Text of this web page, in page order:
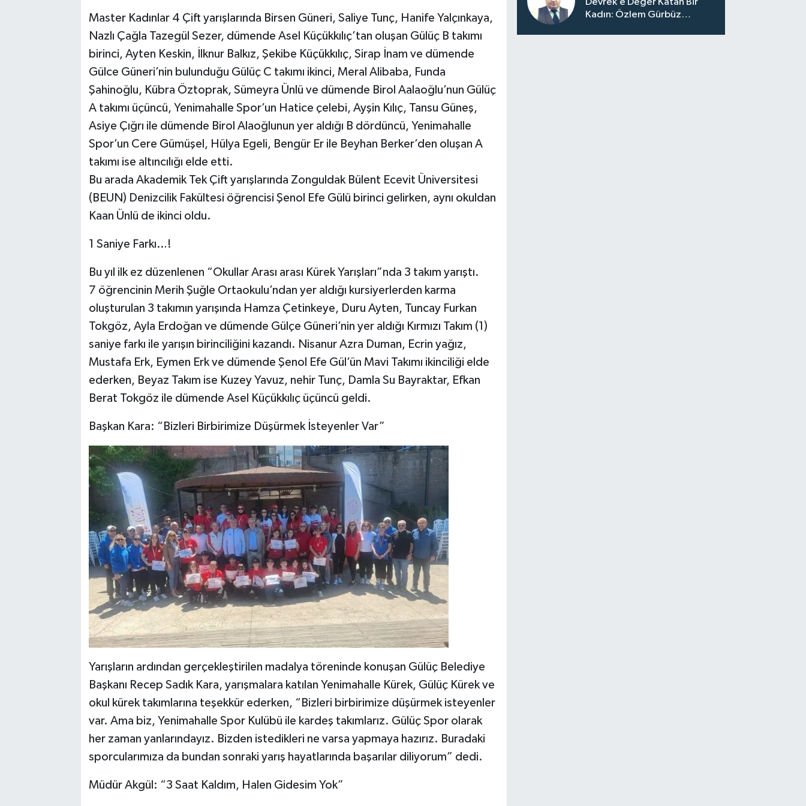
Master Kadınlar 4 Çift yarışlarında Birsen Güneri, Saliye Tunç, Hanife Yalçınkaya,
Nazlı Çağla Tazegül Sezer, dümende Asel Küçükkılıç’tan oluşan Gülüç B takımı
birinci, Ayten Keskin, İlknur Balkız, Şekibe Küçükkılıç, Sirap İnam ve dümende
Gülce Güneri’nin bulunduğu Gülüç C takımı ikinci, Meral Alibaba, Funda
Şahinoğlu, Kübra Öztoprak, Sümeyra Ünlü ve dümende Birol Aalaoğlu’nun Gülüç
A takımı üçüncü, Yenimahalle Spor’un Hatice çelebi, Ayşin Kılıç, Tansu Güneş,
Asiye Çığrı ile dümende Birol Alaoğlunun yer aldığı B dördüncü, Yenimahalle
Spor’un Cere Gümüşel, Hülya Egeli, Bengür Er ile Beyhan Berker’den oluşan A
takımı ise altıncılığı elde etti.
Bu arada Akademik Tek Çift yarışlarında Zonguldak Bülent Ecevit Üniversitesi
(BEUN) Denizcilik Fakültesi öğrencisi Şenol Efe Gülü birinci gelirken, aynı okuldan
Kaan Ünlü de ikinci oldu.
1 Saniye Farkı…!
Bu yıl ilk ez düzenlenen “Okullar Arası arası Kürek Yarışları”nda 3 takım yarıştı.
7 öğrencinin Merih Şuğle Ortaokulu’ndan yer aldığı kursiyerlerden karma
oluşturulan 3 takımın yarışında Hamza Çetinkeye, Duru Ayten, Tuncay Furkan
Tokgöz, Ayla Erdoğan ve dümende Gülçe Güneri’nin yer aldığı Kırmızı Takım (1)
saniye farkı ile yarışın birinciliğini kazandı. Nisanur Azra Duman, Ecrin yağız,
Mustafa Erk, Eymen Erk ve dümende Şenol Efe Gül’ün Mavi Takımı ikinciliği elde
ederken, Beyaz Takım ise Kuzey Yavuz, nehir Tunç, Damla Su Bayraktar, Efkan
Berat Tokgöz ile dümende Asel Küçükkılıç üçüncü geldi.
Başkan Kara: “Bizleri Birbirimize Düşürmek İsteyenler Var”
Yarışların ardından gerçekleştirilen madalya töreninde konuşan Gülüç Belediye
Başkanı Recep Sadık Kara, yarışmalara katılan Yenimahalle Kürek, Gülüç Kürek ve
okul kürek takımlarına teşekkür ederken, “Bizleri birbirimize düşürmek isteyenler
var. Ama biz, Yenimahalle Spor Kulübü ile kardeş takımlarız. Gülüç Spor olarak
her zaman yanlarındayız. Bizden istedikleri ne varsa yapmaya hazırız. Buradaki
sporcularımıza da bundan sonraki yarış hayatlarında başarılar diliyorum” dedi.
Müdür Akgül: “3 Saat Kaldım, Halen Gidesim Yok”
Kadın: Özlem Gürbüz